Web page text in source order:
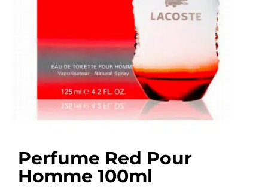
Perfume Red Pour
Homme 100ml